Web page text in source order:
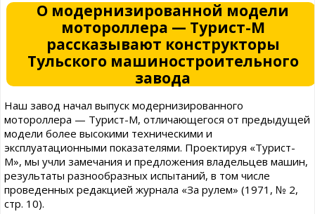
О модернизированной модели
мотороллера — Турист-М
рассказывают конструкторы
Тульского машиностроительного
завода
Наш завод начал выпуск модернизированного
мотороллера — Турист-М, отличающегося от предыдущей
модели более высокими техническими и
эксплуатационными показателями. Проектируя «Турист-
М», мы учли замечания и предложения владельцев машин,
результаты разнообразных испытаний, в том числе
проведенных редакцией журнала «За рулем» (1971, № 2,
стр. 10).